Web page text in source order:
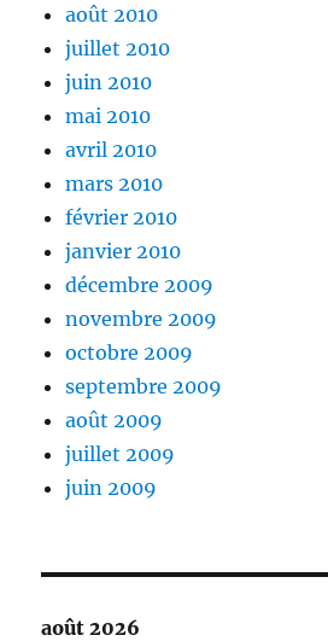
août 2010
juillet 2010
juin 2010
mai 2010
avril 2010
mars 2010
février 2010
janvier 2010
décembre 2009
novembre 2009
octobre 2009
septembre 2009
août 2009
juillet 2009
juin 2009
août 2026